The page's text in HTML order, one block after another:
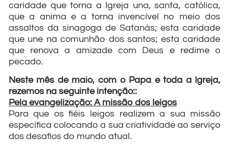
caridade que torna a Igreja una, santa, católica,
que a anima e a torna invencível no meio dos
assaltos da sinagoga de Satanás; esta caridade
que une na comunhão dos santos; esta caridade
que renova a amizade com Deus e redime o
pecado.
Neste mês de maio, com o Papa e toda a Igreja,
rezemos na seguinte intenção::
Pela evangelização: A missão dos leigos
Para que os fiéis leigos realizem a sua missão
específica colocando a sua criatividade ao serviço
dos desafios do mundo atual.